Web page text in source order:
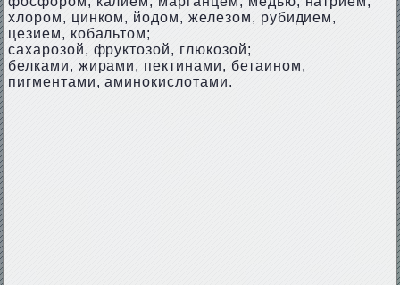
хлором, цинком, йодом, железом, рубидием,
цезием, кобальтом;
сахарозой, фруктозой, глюкозой;
белками, жирами, пектинами, бетаином,
пигментами, аминокислотами.